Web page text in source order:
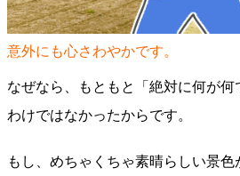
意外にも心さわやかです。
なぜなら、もともと「絶対に何が何
わけではなかったからです。
もし、めちゃくちゃ素晴らしい景